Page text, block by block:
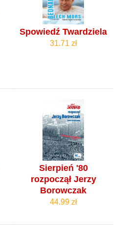
Spowiedź Twardziela
31.71 zł
Sierpień '80
rozpoczął Jerzy
Borowczak
44.99 zł